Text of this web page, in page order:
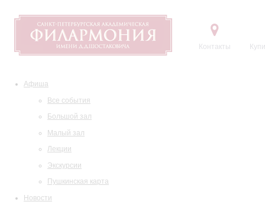
Контакты
Афиша
Все события
Большой зал
Малый зал
Лекции
Экскурсии
Пушкинская карта
Новости